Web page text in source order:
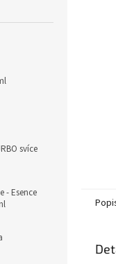
svíce
- Esence